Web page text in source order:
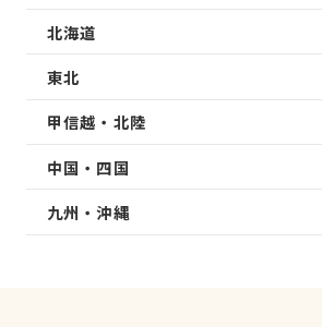
北海道
東北
甲信越・北陸
中国・四国
九州・沖縄